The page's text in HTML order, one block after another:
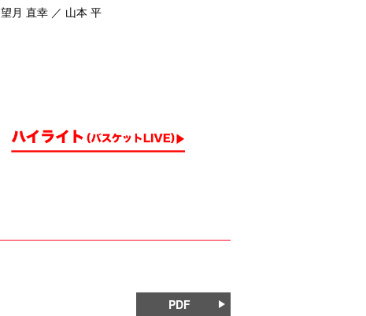
望月 直幸 ／ 山本 平
PDF